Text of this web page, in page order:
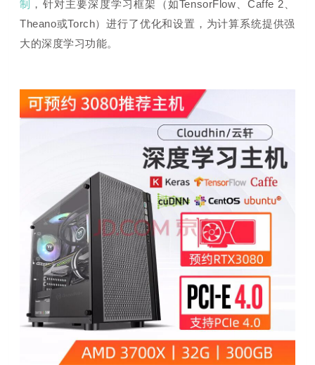
制
，针对主要深度学习框架（如TensorFlow、Caffe 2、
Theano或Torch）进行了优化和设置，为计算系统提供强
大的深度学习功能。